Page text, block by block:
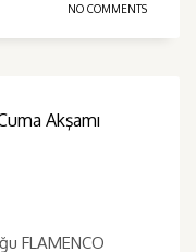
NO COMMENTS
Akşamı
FLAMENCO